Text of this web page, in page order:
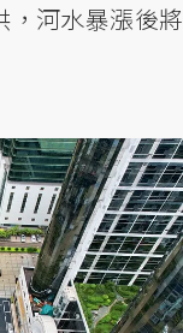
，河水暴漲後將